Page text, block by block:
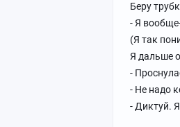
Беру
- Я
(Я так
Я дальше
-
- Не надо
- Диктуй.